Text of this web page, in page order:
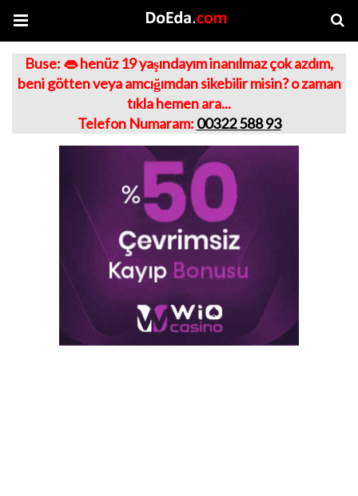
Buse: 👄 henüz 19 yaşındayım inanılmaz çok azdım,
beni götten veya amcığımdan sikebilir misin? o zaman
tıkla hemen ara...
Telefon Numaram: 00322 588 93